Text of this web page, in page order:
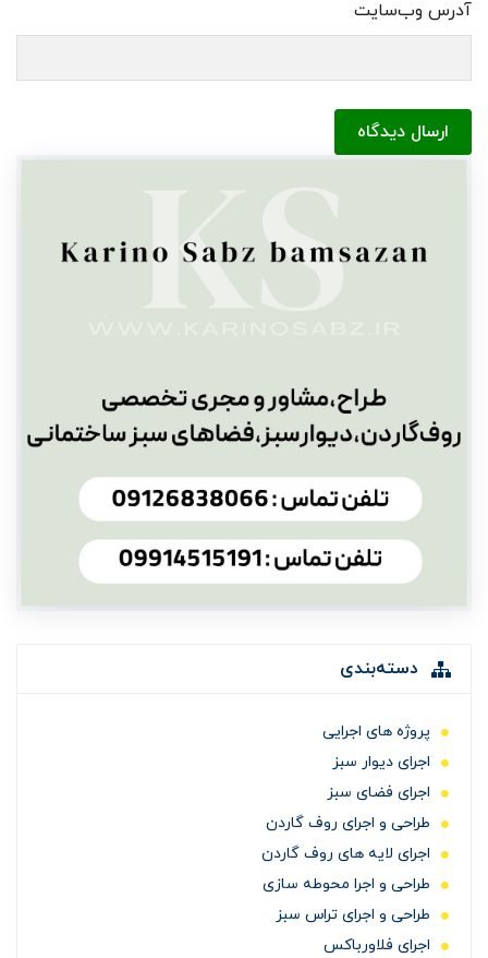
آدرس وب‌سایت
ارسال دیدگاه
دسته‌بندی
پروژه های اجرایی
اجرای دیوار سبز
اجرای فضای سبز
طراحی و اجرای روف گاردن
اجرای لایه های روف گاردن
طراحی و اجرا محوطه سازی
طراحی و اجرای تراس سبز
اجرای فلاورباکس